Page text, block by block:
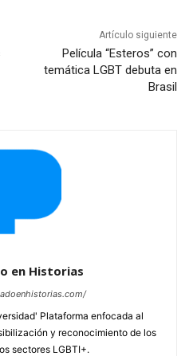
Artículo siguiente
Película “Esteros” con
temática LGBT debuta en
Brasil
en Historias
Plataforma enfocada al
y reconocimiento de los
sectores LGBTI+.